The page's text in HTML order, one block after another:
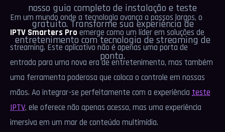
nosso guia completo de instalação e teste
gratuito. Transforme sua experiência de
entretenimento com tecnologia de streaming de
ponta.
Em um mundo onde a tecnologia avança a passos largos, o
IPTV Smarters Pro emerge como um líder em soluções de
streaming. Este aplicativo não é apenas uma porta de
entrada para uma nova era de entretenimento, mas também
uma ferramenta poderosa que coloca o controle em nossas
mãos. Ao integrar-se perfeitamente com a experiência teste
IPTV, ele oferece não apenas acesso, mas uma experiência
imersiva em um mar de conteúdo multimídia.